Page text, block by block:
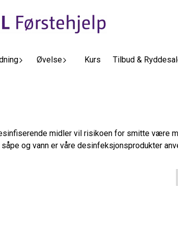
Øvelse Kurs Tilbud &
midler vil risikoen for smitte være
og vann er våre desinfeksjonsprodukter